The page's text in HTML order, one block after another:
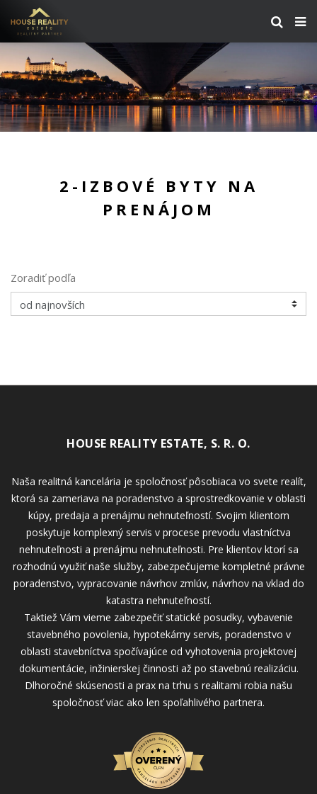
2-IZBOVÉ BYTY NA
PRENÁJOM
Zoradiť podľa
HOUSE REALITY ESTATE, S. R. O.
Naša realitná kancelária je spoločnosť pôsobiaca vo svete realít,
ktorá sa zameriava na poradenstvo a sprostredkovanie v oblasti
kúpy, predaja a prenájmu nehnuteľností. Svojim klientom
poskytuje komplexný servis v procese prevodu vlastníctva
nehnuteľnosti a prenájmu nehnuteľnosti. Pre klientov ktorí sa
rozhodnú využiť naše služby, zabezpečujeme kompletné právne
poradenstvo, vypracovanie návrhov zmlúv, návrhov na vklad do
katastra nehnuteľností.
Taktiež Vám vieme zabezpečiť statické posudky, vybavenie
stavebného povolenia, hypotekárny servis, poradenstvo v
oblasti stavebníctva spočívajúce od vyhotovenia projektovej
dokumentácie, inžinierskej činnosti až po stavebnú realizáciu.
Dlhoročné skúsenosti a prax na trhu s realitami robia našu
spoločnosť viac ako len spoľahlivého partnera.